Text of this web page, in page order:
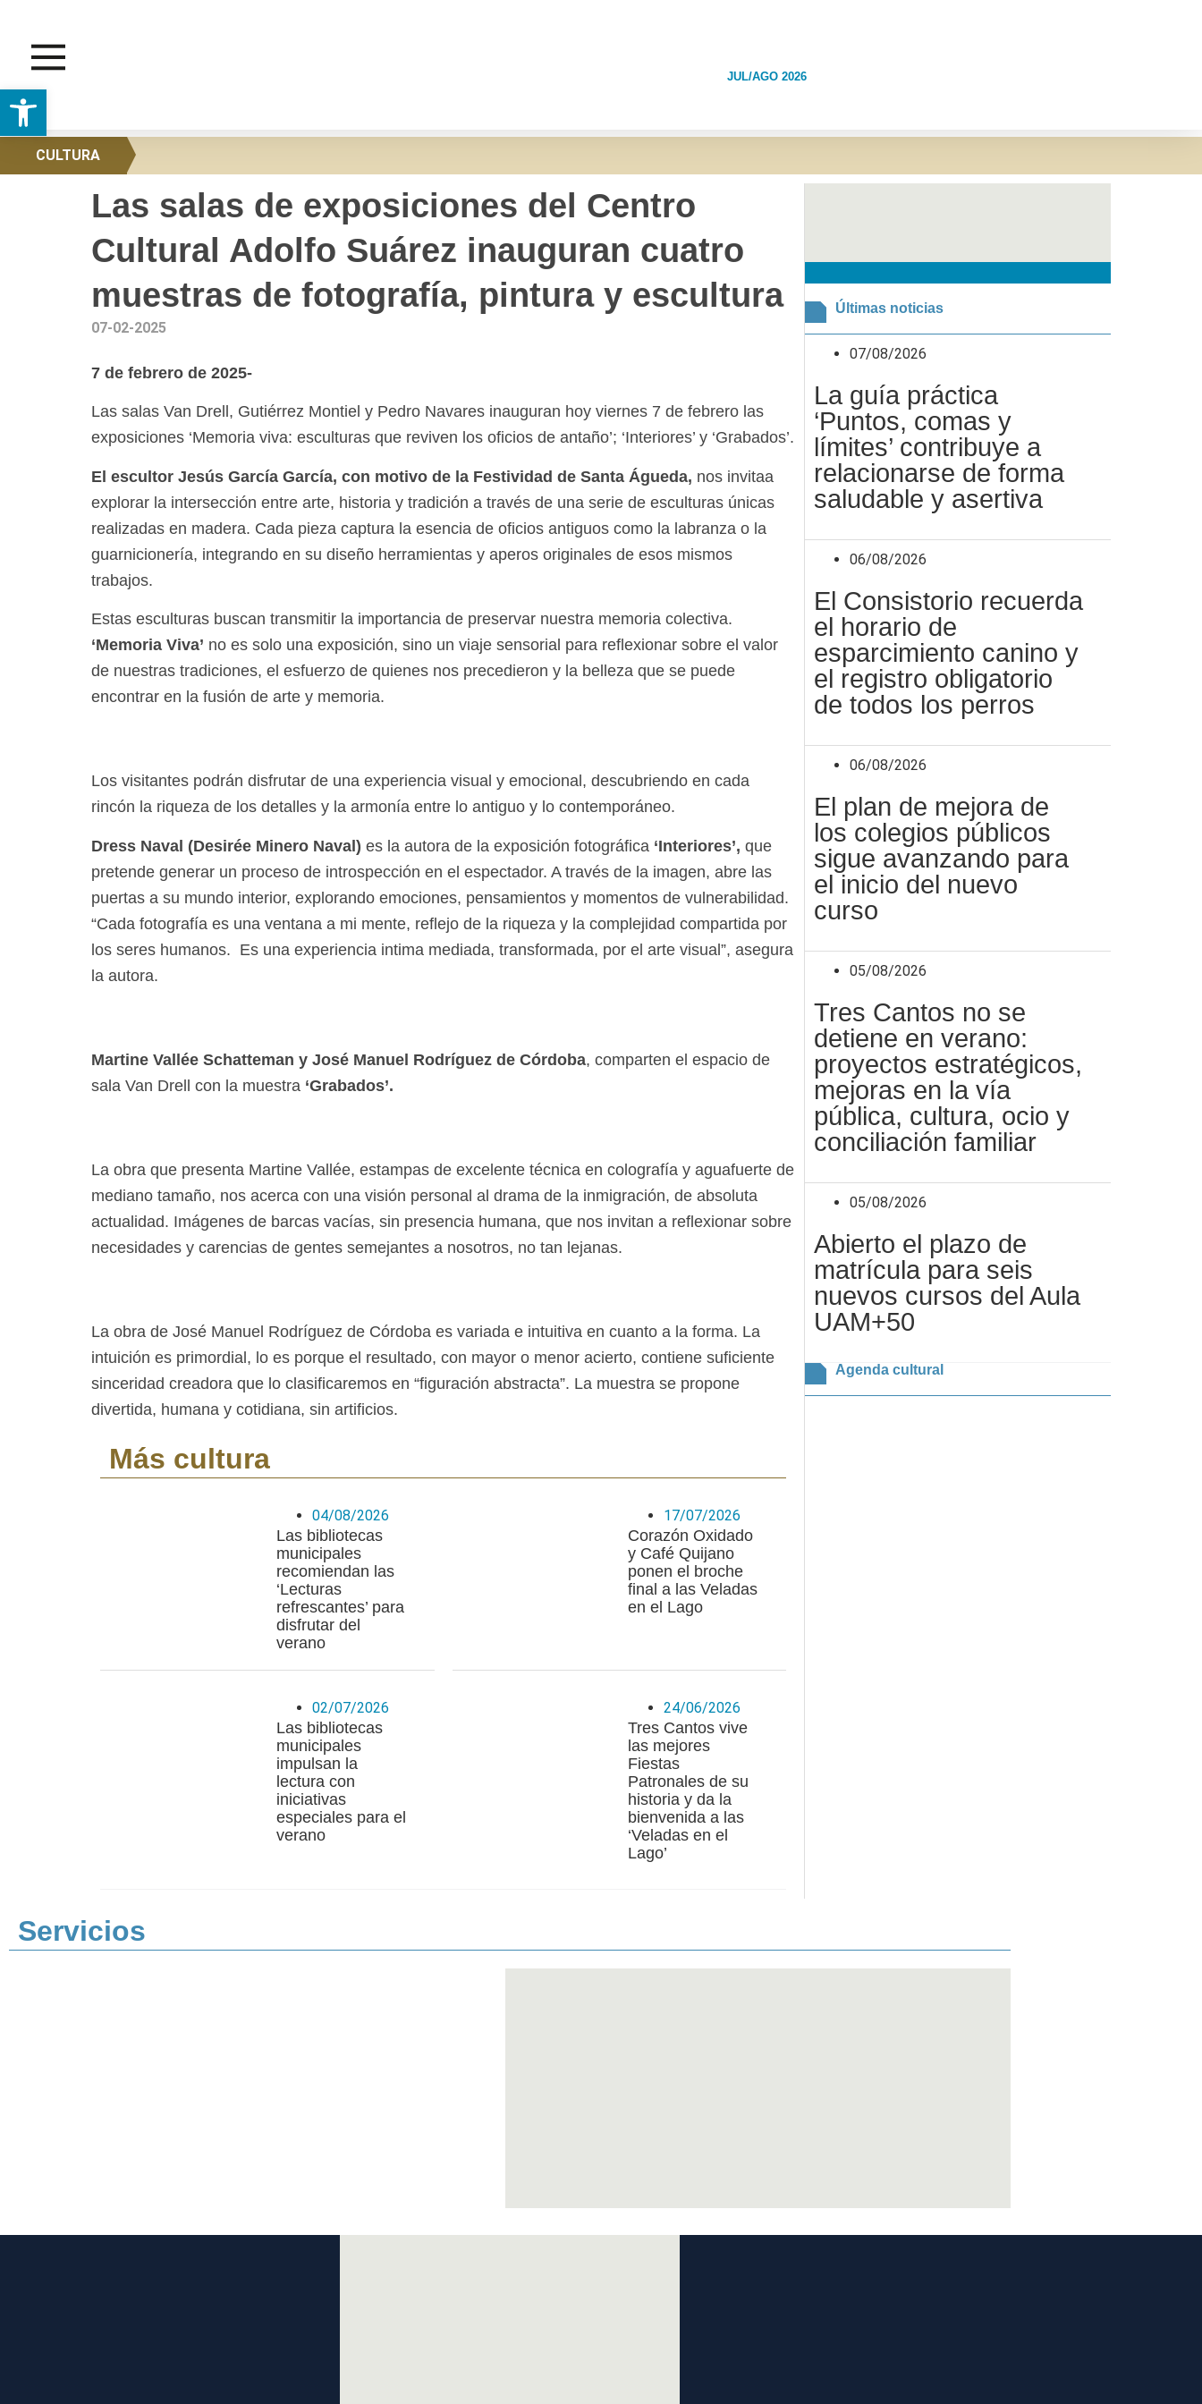
JUL/AGO 2026
CULTURA
Las salas de exposiciones del Centro
Cultural Adolfo Suárez inauguran cuatro
muestras de fotografía, pintura y escultura
07-02-2025
7 de febrero de 2025-
Las salas Van Drell, Gutiérrez Montiel y Pedro Navares inauguran hoy viernes 7 de febrero las
exposiciones ‘Memoria viva: esculturas que reviven los oficios de antaño’; ‘Interiores’ y ‘Grabados’.
El escultor Jesús García García, con motivo de la Festividad de Santa Águeda, nos invitaa
explorar la intersección entre arte, historia y tradición a través de una serie de esculturas únicas
realizadas en madera. Cada pieza captura la esencia de oficios antiguos como la labranza o la
guarnicionería, integrando en su diseño herramientas y aperos originales de esos mismos
trabajos.
Estas esculturas buscan transmitir la importancia de preservar nuestra memoria colectiva.
‘Memoria Viva’ no es solo una exposición, sino un viaje sensorial para reflexionar sobre el valor
de nuestras tradiciones, el esfuerzo de quienes nos precedieron y la belleza que se puede
encontrar en la fusión de arte y memoria.
Los visitantes podrán disfrutar de una experiencia visual y emocional, descubriendo en cada
rincón la riqueza de los detalles y la armonía entre lo antiguo y lo contemporáneo.
Dress Naval (Desirée Minero Naval) es la autora de la exposición fotográfica ‘Interiores’, que
pretende generar un proceso de introspección en el espectador. A través de la imagen, abre las
puertas a su mundo interior, explorando emociones, pensamientos y momentos de vulnerabilidad.
“Cada fotografía es una ventana a mi mente, reflejo de la riqueza y la complejidad compartida por
los seres humanos. Es una experiencia intima mediada, transformada, por el arte visual”, asegura
la autora.
Martine Vallée Schatteman y José Manuel Rodríguez de Córdoba, comparten el espacio de
sala Van Drell con la muestra ‘Grabados’.
La obra que presenta Martine Vallée, estampas de excelente técnica en colografía y aguafuerte de
mediano tamaño, nos acerca con una visión personal al drama de la inmigración, de absoluta
actualidad. Imágenes de barcas vacías, sin presencia humana, que nos invitan a reflexionar sobre
necesidades y carencias de gentes semejantes a nosotros, no tan lejanas.
La obra de José Manuel Rodríguez de Córdoba es variada e intuitiva en cuanto a la forma. La
intuición es primordial, lo es porque el resultado, con mayor o menor acierto, contiene suficiente
sinceridad creadora que lo clasificaremos en “figuración abstracta”. La muestra se propone
divertida, humana y cotidiana, sin artificios.
Más cultura
04/08/2026
Las bibliotecas
municipales
recomiendan las
‘Lecturas
refrescantes’ para
disfrutar del
verano
17/07/2026
Corazón Oxidado
y Café Quijano
ponen el broche
final a las Veladas
en el Lago
02/07/2026
Las bibliotecas
municipales
impulsan la
lectura con
iniciativas
especiales para el
verano
24/06/2026
Tres Cantos vive
las mejores
Fiestas
Patronales de su
historia y da la
bienvenida a las
‘Veladas en el
Lago’
Últimas noticias
07/08/2026
La guía práctica
‘Puntos, comas y
límites’ contribuye a
relacionarse de forma
saludable y asertiva
06/08/2026
El Consistorio recuerda
el horario de
esparcimiento canino y
el registro obligatorio
de todos los perros
06/08/2026
El plan de mejora de
los colegios públicos
sigue avanzando para
el inicio del nuevo
curso
05/08/2026
Tres Cantos no se
detiene en verano:
proyectos estratégicos,
mejoras en la vía
pública, cultura, ocio y
conciliación familiar
05/08/2026
Abierto el plazo de
matrícula para seis
nuevos cursos del Aula
UAM+50
Agenda cultural
Servicios
Abrir barra de herramientas